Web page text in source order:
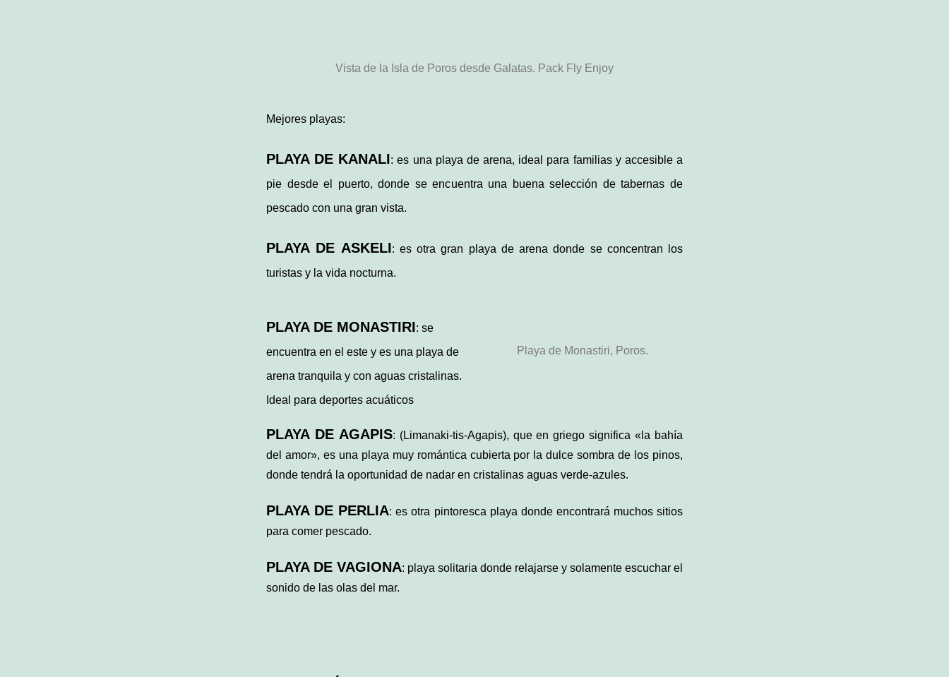
Vista de la Isla de Poros desde Galatas. Pack Fly Enjoy
Mejores playas:
PLAYA DE KANALI: es una playa de arena, ideal para familias y accesible a
pie desde el puerto, donde se encuentra una buena selección de tabernas de
pescado con una gran vista.
PLAYA DE ASKELI: es otra gran playa de arena donde se concentran los
turistas y la vida nocturna.
PLAYA DE MONASTIRI: se
encuentra en el este y es una playa de
arena tranquila y con aguas cristalinas.
Ideal para deportes acuáticos
Playa de Monastiri, Poros.
PLAYA DE AGAPIS: (Limanaki-tis-Agapis), que en griego significa «la bahía
del amor», es una playa muy romántica cubierta por la dulce sombra de los pinos,
donde tendrá la oportunidad de nadar en cristalinas aguas verde-azules.
PLAYA DE PERLIA: es otra pintoresca playa donde encontrará muchos sitios
para comer pescado.
PLAYA DE VAGIONA: playa solitaria donde relajarse y solamente escuchar el
sonido de las olas del mar.